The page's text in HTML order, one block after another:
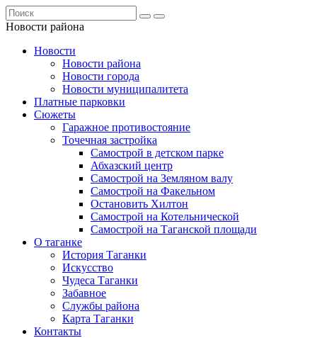
Новости района
Новости
Новости района
Новости города
Новости муниципалитета
Платные парковки
Сюжеты
Гаражное противостояние
Точечная застройка
Самострой в детском парке
Абхазский центр
Самострой на Земляном валу
Самострой на Факельном
Остановить Хилтон
Самострой на Котельнической
Самострой на Таганской площади
О таганке
История Таганки
Искусство
Чудеса Таганки
Забавное
Службы района
Карта Таганки
Контакты